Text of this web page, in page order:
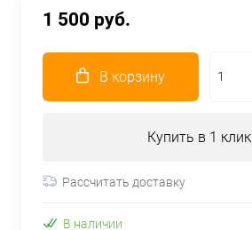
1 500 руб.
В корзину
Купить в 1 клик
Рассчитать доставку
В наличии